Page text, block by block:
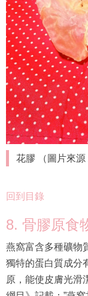
花膠 （圖片來源
回到目錄
8. 骨膠原食
燕窩富含多種礦物
獨特的蛋白質成分
原，能使皮膚光滑